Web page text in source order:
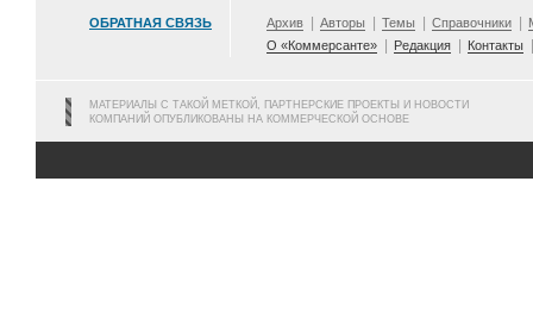
ОБРАТНАЯ СВЯЗЬ Архив Авторы Темы Справочники
О «Коммерсанте»
Редакция Контакты
МАТЕРИАЛЫ С ТАКОЙ МЕТКОЙ, ПАРТНЕРСКИЕ ПРОЕКТЫ И НОВОСТИ
КОМПАНИЙ ОПУБЛИКОВАНЫ НА КОММЕРЧЕСКОЙ ОСНОВЕ